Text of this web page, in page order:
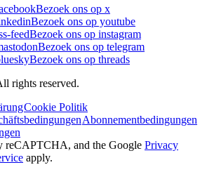
Bezoek ons op x
Bezoek ons op youtube
feedBezoek ons op instagram
Bezoek ons op telegram
Bezoek ons op threads
rights reserved.
Cookie Politik
Abonnementbedingungen
reCAPTCHA, and the Google Privacy
apply.